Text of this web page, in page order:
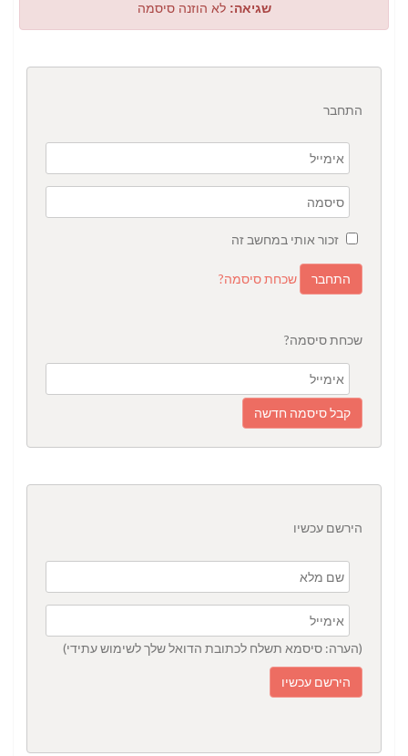
שגיאה: לא הוזנה סיסמה
התחבר
זכור אותי במחשב זה
שכחת סיסמה?
שכחת סיסמה?
הירשם עכשיו
(הערה: סיסמא תשלח לכתובת הדואל שלך לשימוש עתידי)